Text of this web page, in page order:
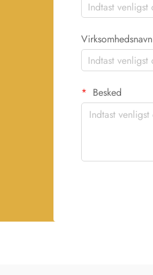
Virksomhedsnavn
Besked